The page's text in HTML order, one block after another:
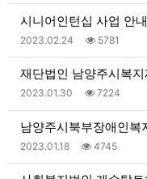
시니어인턴십 사업 안내
등록일
2023.02.24 조회
5781
등록일
2023.01.30 조회
7224
등록일
2023.01.18 조회
4745